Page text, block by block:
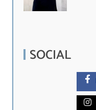
SOCIAL